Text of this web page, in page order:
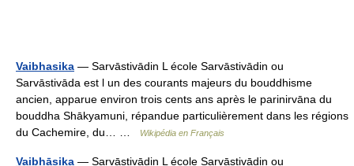
Vaibhasika — Sarvāstivādin L école Sarvāstivādin ou
Sarvāstivāda est l un des courants majeurs du bouddhisme
ancien, apparue environ trois cents ans après le parinirvāna du
bouddha Shākyamuni, répandue particulièrement dans les régions
du Cachemire, du… …
Wikipédia en Français
Vaibhāṣika — Sarvāstivādin L école Sarvāstivādin ou